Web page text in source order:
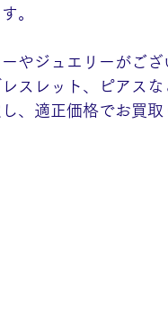
。
やジュエリーがご
スレット、ピアス
、適正価格でお買取